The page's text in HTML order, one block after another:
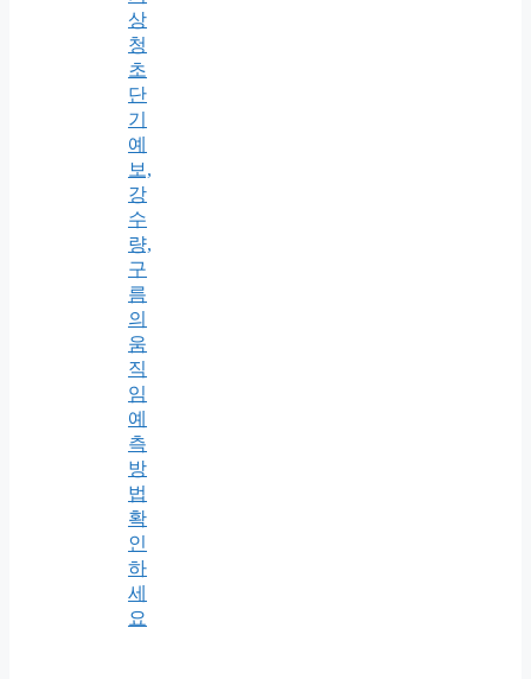
상
청
초
단
기
예
보,
강
수
량,
구
름
의
움
직
임
예
측
방
법
확
인
하
세
요